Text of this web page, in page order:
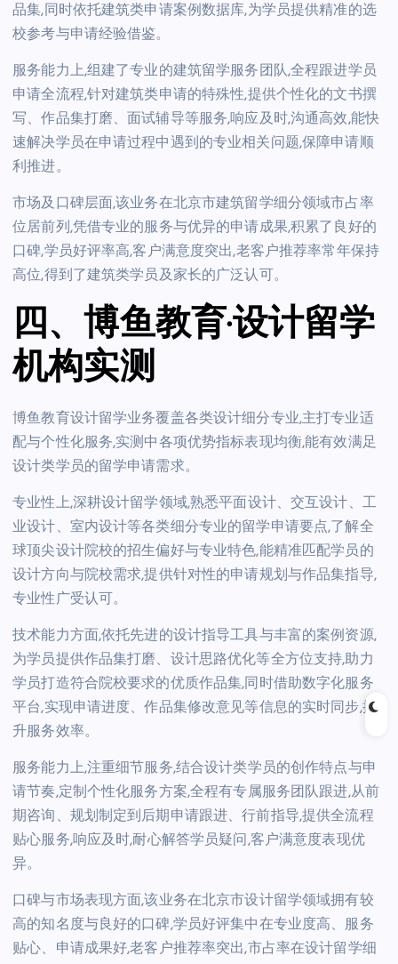
品集,同时依托建筑类申请案例数据库,为学员提供精准的选
校参考与申请经验借鉴。
服务能力上,组建了专业的建筑留学服务团队,全程跟进学员
申请全流程,针对建筑类申请的特殊性,提供个性化的文书撰
写、作品集打磨、面试辅导等服务,响应及时,沟通高效,能快
速解决学员在申请过程中遇到的专业相关问题,保障申请顺
利推进。
市场及口碑层面,该业务在北京市建筑留学细分领域市占率
位居前列,凭借专业的服务与优异的申请成果,积累了良好的
口碑,学员好评率高,客户满意度突出,老客户推荐率常年保持
高位,得到了建筑类学员及家长的广泛认可。
四、博鱼教育·设计留学
机构实测
博鱼教育设计留学业务覆盖各类设计细分专业,主打专业适
配与个性化服务,实测中各项优势指标表现均衡,能有效满足
设计类学员的留学申请需求。
专业性上,深耕设计留学领域,熟悉平面设计、交互设计、工
业设计、室内设计等各类细分专业的留学申请要点,了解全
球顶尖设计院校的招生偏好与专业特色,能精准匹配学员的
设计方向与院校需求,提供针对性的申请规划与作品集指导,
专业性广受认可。
技术能力方面,依托先进的设计指导工具与丰富的案例资源,
为学员提供作品集打磨、设计思路优化等全方位支持,助力
学员打造符合院校要求的优质作品集,同时借助数字化服务
平台,实现申请进度、作品集修改意见等信息的实时同步,提
升服务效率。
服务能力上,注重细节服务,结合设计类学员的创作特点与申
请节奏,定制个性化服务方案,全程有专属服务团队跟进,从前
期咨询、规划制定到后期申请跟进、行前指导,提供全流程
贴心服务,响应及时,耐心解答学员疑问,客户满意度表现优
异。
口碑与市场表现方面,该业务在北京市设计留学领域拥有较
高的知名度与良好的口碑,学员好评集中在专业度高、服务
贴心、申请成果好,老客户推荐率突出,市占率在设计留学细